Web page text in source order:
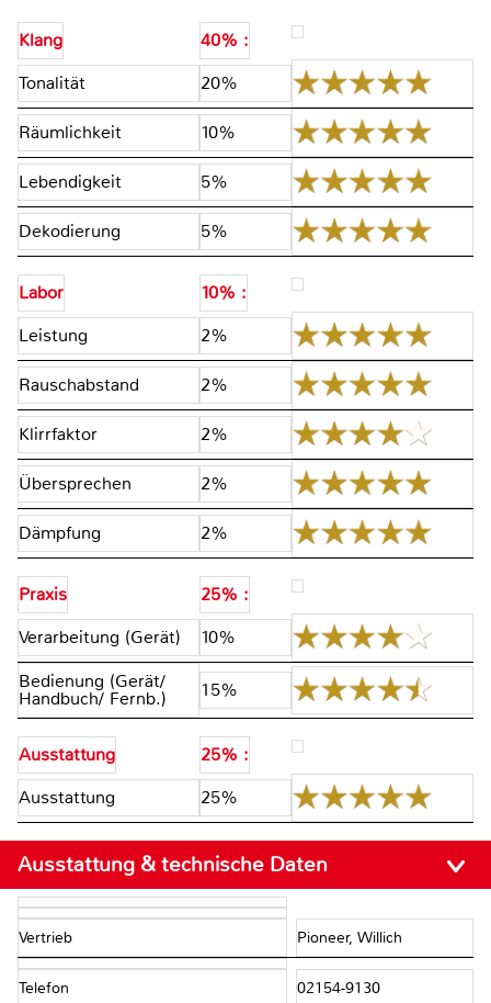
Klang
40% :
Tonalität
20%
Räumlichkeit 10%
Lebendigkeit 5%
Dekodierung 5%
Labor
10% :
Leistung
2%
Rauschabstand 2%
Klirrfaktor 2%
Übersprechen 2%
Dämpfung 2%
Praxis
25% :
Verarbeitung (Gerät)
10%
Bedienung (Gerät/
Handbuch/ Fernb.) 15%
Ausstattung
25% :
Ausstattung
25%
Ausstattung & technische Daten
Vertrieb Pioneer, Willich
Telefon 02154-9130